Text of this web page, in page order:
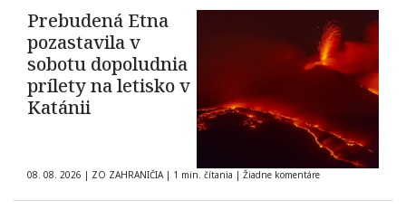
Prebudená Etna
pozastavila v
sobotu dopoludnia
prílety na letisko v
Katánii
08. 08. 2026 | ZO ZAHRANIČIA | 1 min. čítania | Žiadne komentáre